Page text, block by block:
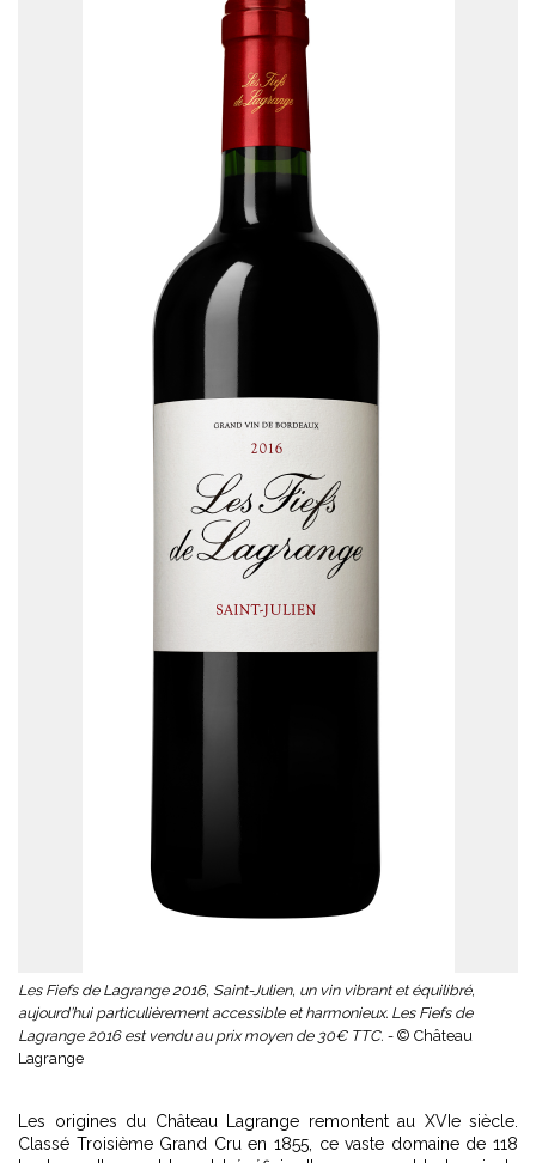
Les Fiefs de Lagrange 2016, Saint-Julien, un vin vibrant et équilibré,
aujourd’hui particulièrement accessible et harmonieux. Les Fiefs de
Lagrange 2016 est vendu au prix moyen de 30€ TTC. - © Château
Lagrange
Les origines du Château Lagrange remontent au XVIe siècle.
Classé Troisième Grand Cru en 1855, ce vaste domaine de 118